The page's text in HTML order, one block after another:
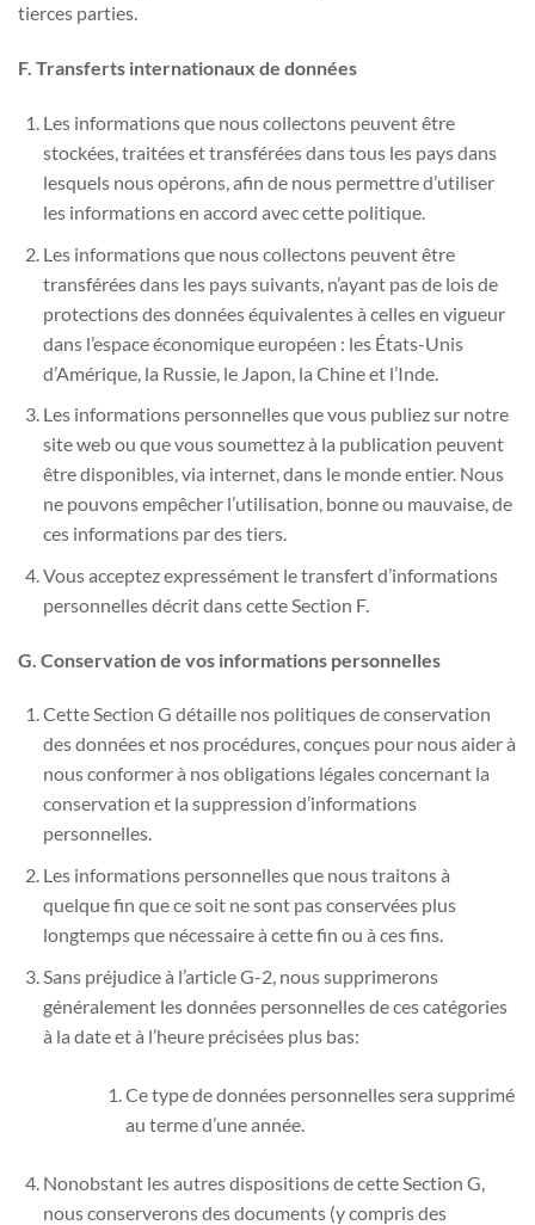
tierces parties.
F. Transferts internationaux de données
Les informations que nous collectons peuvent être
stockées, traitées et transférées dans tous les pays dans
lesquels nous opérons, afin de nous permettre d’utiliser
les informations en accord avec cette politique.
Les informations que nous collectons peuvent être
transférées dans les pays suivants, n’ayant pas de lois de
protections des données équivalentes à celles en vigueur
dans l’espace économique européen : les États-Unis
d’Amérique, la Russie, le Japon, la Chine et l’Inde.
Les informations personnelles que vous publiez sur notre
site web ou que vous soumettez à la publication peuvent
être disponibles, via internet, dans le monde entier. Nous
ne pouvons empêcher l’utilisation, bonne ou mauvaise, de
ces informations par des tiers.
Vous acceptez expressément le transfert d’informations
personnelles décrit dans cette Section F.
G. Conservation de vos informations personnelles
Cette Section G détaille nos politiques de conservation
des données et nos procédures, conçues pour nous aider à
nous conformer à nos obligations légales concernant la
conservation et la suppression d’informations
personnelles.
Les informations personnelles que nous traitons à
quelque fin que ce soit ne sont pas conservées plus
longtemps que nécessaire à cette fin ou à ces fins.
Sans préjudice à l’article G-2, nous supprimerons
généralement les données personnelles de ces catégories
à la date et à l’heure précisées plus bas:
Ce type de données personnelles sera supprimé
au terme d’une année.
Nonobstant les autres dispositions de cette Section G,
nous conserverons des documents (y compris des